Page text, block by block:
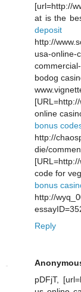
[url=http://
at is the
http://
usa-online-
bodog
online
bonus
http://
die/
code for
bonus
http://
Reply
pDFjT,